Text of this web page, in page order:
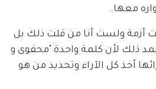
معها.
أزمة ولست أنا من قلت ذلك بل
تعمد ذلك لأن كلمة واحدة "محفوى و
أخذ كل الآراء وتحديد من هو